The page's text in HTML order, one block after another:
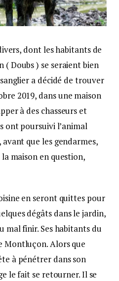
dont les habitants de
( Doubs ) se seraient bien
sanglier a décidé de trouver
2019, dans une maison
à des chasseurs et
ont poursuivi l’animal
que les gendarmes,
maison en question,
en seront quittes pour
dégâts dans le jardin,
mal finir. Ses habitants du
Montluçon. Alors que
à pénétrer dans son
le fait se retourner. Il se